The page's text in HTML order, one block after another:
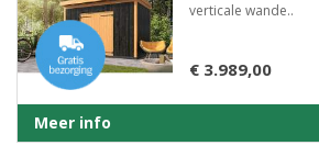
verticale wande..
€ 3.989,00
Meer info